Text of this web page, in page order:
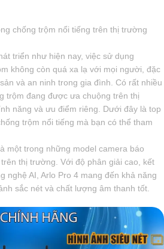
chống trộm nổi tiếng trên thị trường
triển như hiện nay, việc sử dụng
không còn quá xa lạ với mọi người, đặc
và an ninh trong gia đình. Có rất nhiều
trộm đang được ưa chuộng trên thị
năng và ưu điểm riêng. Dưới đây là top
trộm nổi tiếng mà bạn có thể tham
một trong những model camera báo
thị trường. Với độ phân giải cao, kết
nghệ AI, Arlo Pro 4 mang đến khả năng
sắc nét và chất lượng âm thanh tốt.